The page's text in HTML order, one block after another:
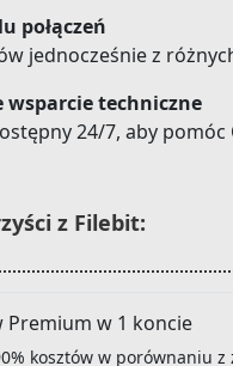
połączeń
jednocześnie z
wsparcie techniczne
24/7, aby
z Filebit:
Premium w 1 koncie
kosztów w porównaniu